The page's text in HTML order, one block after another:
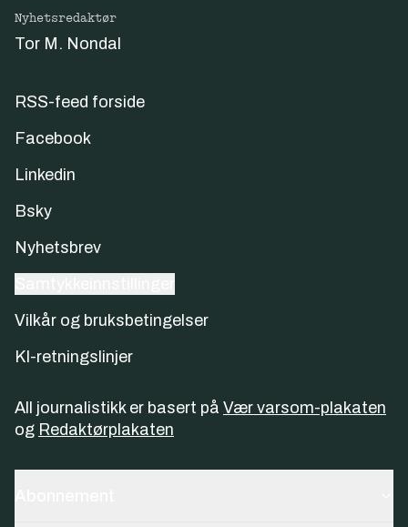
Nyhetsredaktør
Tor M. Nondal
RSS-feed forside
Facebook
Linkedin
Bsky
Nyhetsbrev
Vilkår og bruksbetingelser
KI-retningslinjer
All journalistikk er basert på Vær varsom-plakaten
og Redaktørplakaten